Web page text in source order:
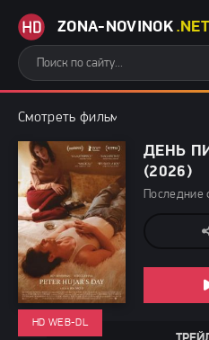
ZONA-NOVINOK .NET
Смотреть фильмы бесплатно
ДЕНЬ
(2026)
Последние
HD WEB-DL